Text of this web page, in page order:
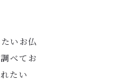
いお仏
べてお
たい